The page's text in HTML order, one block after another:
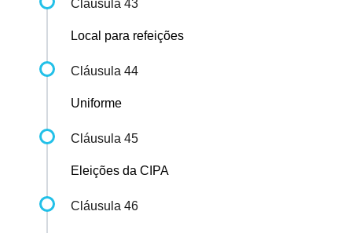
Cláusula 43
Local para refeições
Cláusula 44
Uniforme
Cláusula 45
Eleições da CIPA
Cláusula 46